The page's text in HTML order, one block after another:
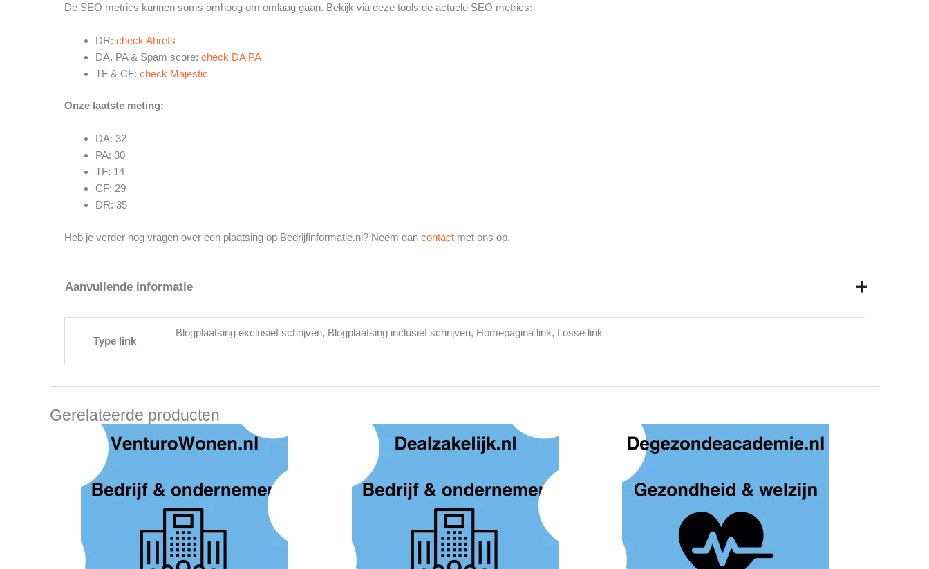
De SEO metrics kunnen soms omhoog om omlaag gaan. Bekijk via deze tools de actuele SEO metrics:
DR: check Ahrefs
DA, PA & Spam score: check DA PA
TF & CF: check Majestic
Onze laatste meting:
DA: 32
PA: 30
TF: 14
CF: 29
DR: 35
Heb je verder nog vragen over een plaatsing op Bedrijfinformatie.nl? Neem dan contactmet ons op.
Aanvullende informatie
Type link
Blogplaatsing exclusief schrijven, Blogplaatsing inclusief schrijven, Homepagina link, Losse link
Gerelateerde producten